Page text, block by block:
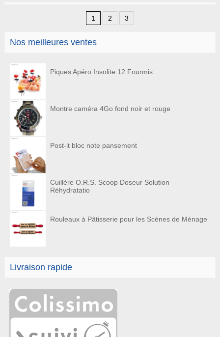
Nos meilleures ventes
Piques Apéro Insolite 12 Fourmis
Montre caméra 4Go fond noir et rouge
Post-it bloc note pansement
Cuillère O.R.S. Scoop Doseur Solution
Réhydratatio
Rouleaux à Pâtisserie pour les Scènes de Ménage
Livraison rapide
1 2 3